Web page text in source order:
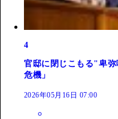
4
官邸に閉じこもる"卑
危機」
2026年05月16日 07:00